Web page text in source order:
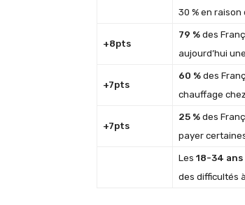
30 % en raison
+8pts
79 % des
aujourd’hui
+7pts
60 % des
chauffage
+7pts
25 % des
payer
Les 18-34 ans
des difficultés